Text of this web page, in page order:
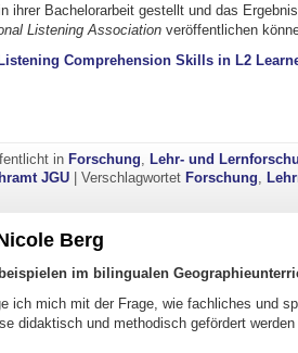
ihrer Bachelorarbeit gestellt und das
Listening Associationveröffentlichen
Comprehension Skills in L2
in Forschung, Lehr- und
JGU |Verschlagwortet Forschung,
Berg
im bilingualen
ich mich mit der Frage, wie fachliches und
didaktisch und methodisch gefördert werden
Berg"